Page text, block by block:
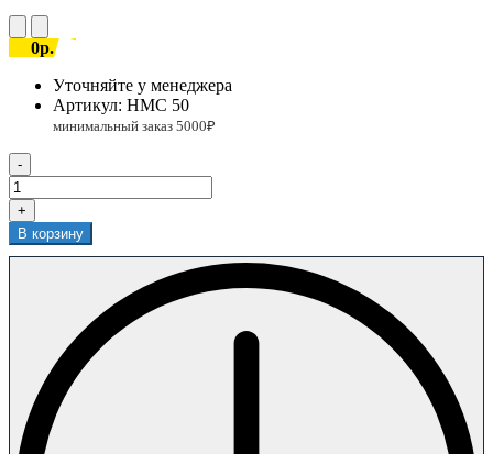
0р.
Уточняйте у менеджера
Артикул: HMC 50
-
+
В корзину